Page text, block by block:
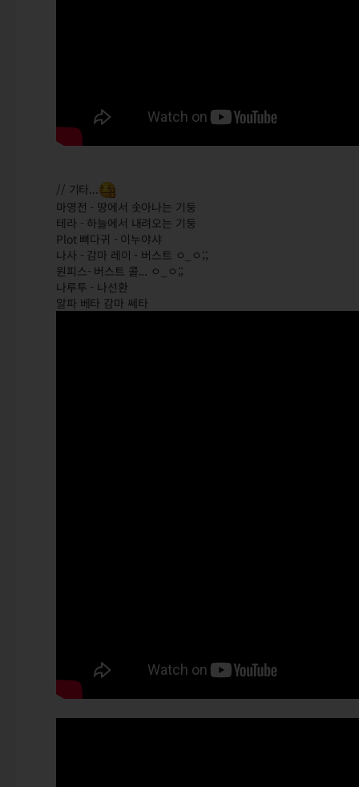
// 기타...
마영전 - 땅에서 솟아나는 기둥
테라 - 하늘에서 내려오는 기둥
Plot 뼈다귀 - 이누야샤
나사 - 감마 레이 - 버스트 ㅇ_ㅇ;;
원피스- 버스트 콜... ㅇ_ㅇ;;
나루투 - 나선환
알파 베타 감마 쎄타